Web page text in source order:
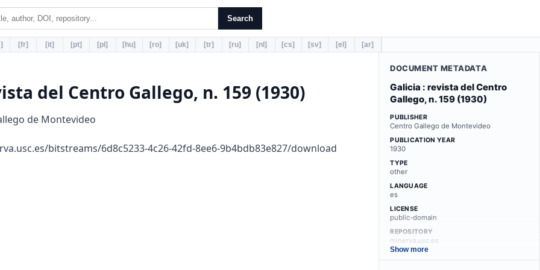
Search
[fr] [it] [pt] [pl] [hu] [ro] [uk] [tr] [ru] [nl] [cs] [sv] [el] [ar]
del Centro Gallego, n. 159 (1930)
de Montevideo
bitstreams/6d8c5233-4c26-42fd-8ee6-9b4bdb83e827/download
DOCUMENT METADATA
Galicia : revista del Centro
Gallego, n. 159 (1930)
PUBLISHER
Centro Gallego de Montevideo
PUBLICATION YEAR
1930
TYPE
other
LANGUAGE
es
LICENSE
public-domain
REPOSITORY
minerva.usc.es
Show more